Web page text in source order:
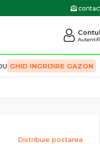
GHID INGRIJIRE GAZON
Distribuie postarea